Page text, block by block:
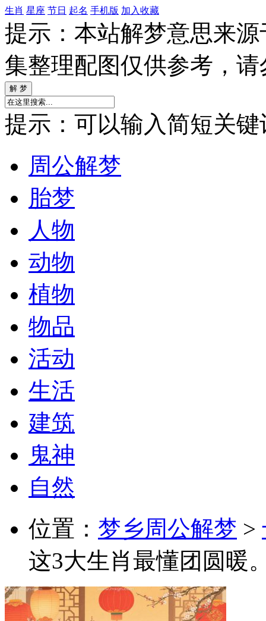
生肖 星座 节日 起名 手机版 加入收藏
提示：本站解梦意思来
集整理配图仅供参考，
提示：可以输入简短关键
周公解梦
胎梦
人物
动物
植物
物品
活动
生活
建筑
鬼神
自然
位置： 梦乡周公解梦 >
这3大生肖最懂团圆暖